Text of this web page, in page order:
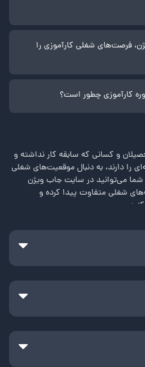
فرصت‌های شغلی کارآموزی را
کارآموزی چطور است؟
و کسانی که سابقه کار نداشته و
را دارند، به دنبال موقعیت‌های شغلی
می‌توانید در سایت جاب ویژن
شغلی متفاوت پیدا کرده و
گفته می‌شود که همراه با آموزش و
آموزش می‌بینند و به مرور و با کسب
آماده می‌کنند. امکان استخدام
وجود دارد.
با سایر انواع استخدام، نسبتاً
که به فرد داده می‌شود را در
ارزشمند و مفید است.